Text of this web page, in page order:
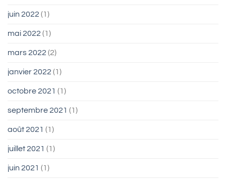
juin 2022 (1)
mai 2022 (1)
mars 2022 (2)
janvier 2022 (1)
octobre 2021 (1)
septembre 2021 (1)
août 2021 (1)
juillet 2021 (1)
juin 2021 (1)